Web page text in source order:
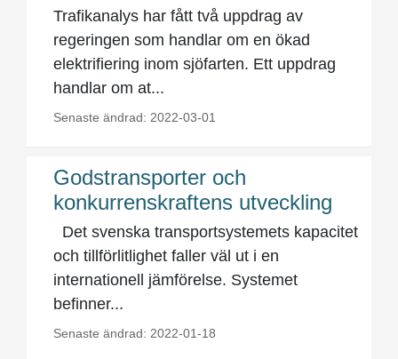
Trafikanalys har fått två uppdrag av
regeringen som handlar om en ökad
elektrifiering inom sjöfarten. Ett uppdrag
handlar om at...
Senaste ändrad: 2022-03-01
Godstransporter och
konkurrenskraftens utveckling
Det svenska transportsystemets kapacitet
och tillförlitlighet faller väl ut i en
internationell jämförelse. Systemet
befinner...
Senaste ändrad: 2022-01-18